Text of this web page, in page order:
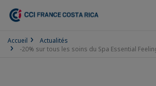
Accueil
Actualités
-20% sur tous les soins du Spa Essential